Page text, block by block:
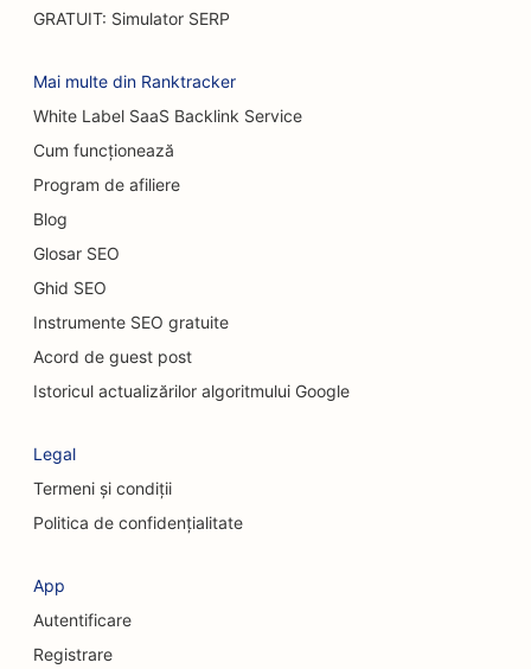
SEO pentru cafenele
SEO pentru magazine de covoare și pardoseli
SEO pentru restaurantele Casual Dining
SEO pentru chiropracticieni
SEO pentru serviciile de curățenie
SEO pentru firmele de consultanță
SEO pentru chirurgi craniofaciali
GRATUIT: Simulator SERP
Mai multe din Ranktracker
White Label SaaS Backlink Service
Cum funcționează
Program de afiliere
Blog
Glosar SEO
Ghid SEO
Instrumente SEO gratuite
Acord de guest post
Istoricul actualizărilor algoritmului Google
Legal
Termeni și condiții
Politica de confidențialitate
App
Autentificare
Registrare